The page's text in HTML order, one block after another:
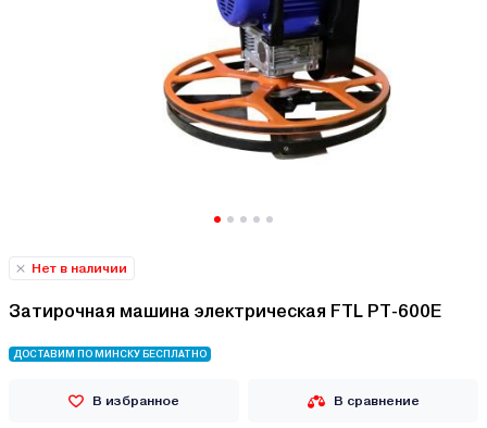
Нет в наличии
Затирочная машина электрическая FTL PT-600E
ДОСТАВИМ ПО МИНСКУ БЕСПЛАТНО
В избранное В сравнение